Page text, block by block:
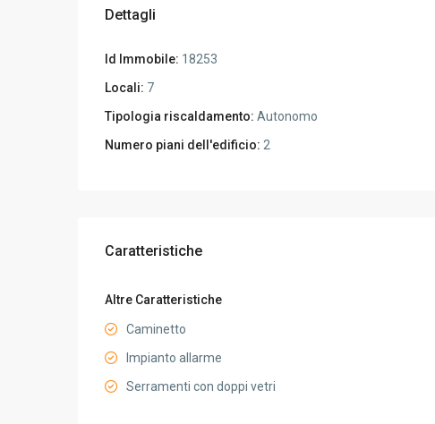
Dettagli
Id Immobile: 18253
Locali: 7
Tipologia riscaldamento: Autonomo
Numero piani dell'edificio: 2
Caratteristiche
Altre Caratteristiche
Caminetto
Impianto allarme
Serramenti con doppi vetri